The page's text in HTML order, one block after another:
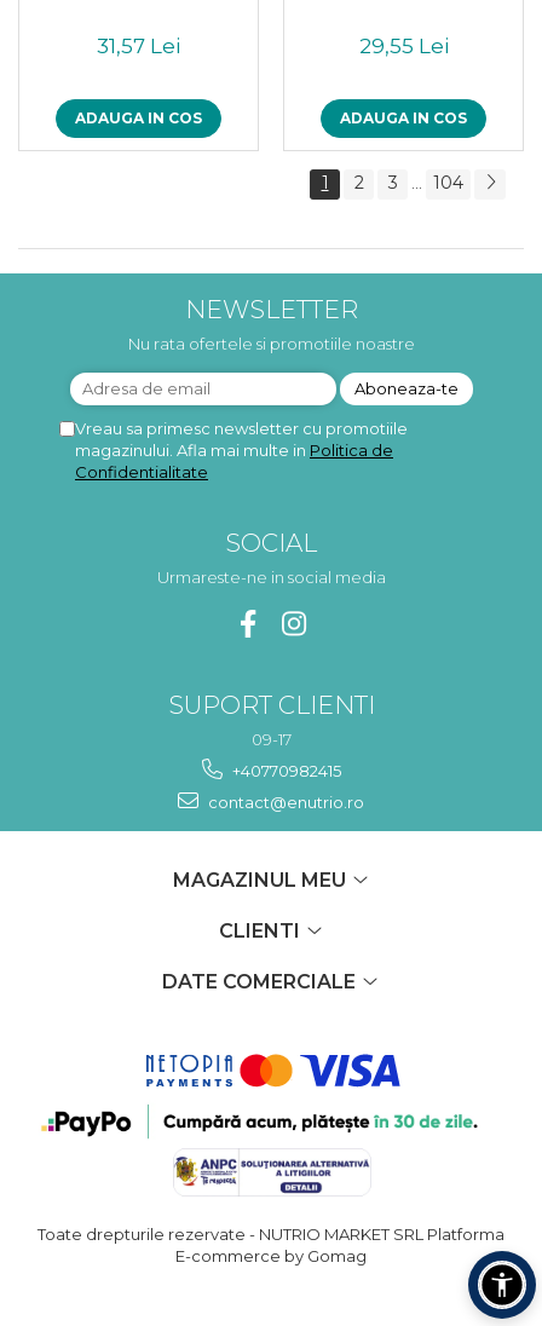
31,57 Lei
ADAUGA IN COS
29,55 Lei
ADAUGA IN COS
1 2 3 ... 104
NEWSLETTER
Nu rata ofertele si promotiile noastre
Vreau sa primesc newsletter cu promotiile
magazinului. Afla mai multe in Politica de
Confidentialitate
SOCIAL
Urmareste-ne in social media
SUPORT CLIENTI
09-17
+40770982415
contact@enutrio.ro
MAGAZINUL MEU
CLIENTI
DATE COMERCIALE
Toate drepturile rezervate - NUTRIO MARKET SRL Platforma
E-commerce by Gomag